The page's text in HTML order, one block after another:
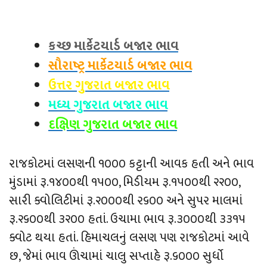
કચ્છ માર્કેટયાર્ડ બજાર ભાવ
સૌરાષ્ટ્ર માર્કેટયાર્ડ બજાર ભાવ
ઉત્તર ગુજરાત બજાર ભાવ
મધ્ય ગુજરાત બજાર ભાવ
દક્ષિણ ગુજરાત બજાર ભાવ
રાજકોટમાં લસણની ૧૦૦૦ કટ્ટાની આવક હતી અને ભાવ
મુંડામાં રૂ.૧૪૦૦થી ૧૫૦૦, મિડીયમ રૂ.૧૫૦૦થી ૨૨૦૦,
સારી ક્વોલિટીમાં રૂ.૨૦૦૦થી ર૬૦૦ અને સુપર માલમાં
રૂ.૨૬૦૦થી ૩૨૦૦ હતાં. ઉચામા ભાવ રૂ.૩૦૦૦થી ૩૩૧૫
ક્વોટ થયા હતાં. હિમાચલનું લસણ પણ રાજકોટમાં આવે
છ, જેમાં ભાવ ઊંચામાં ચાલુ સપ્તાહે રૂ.૬૦૦૦ સુર્ધો